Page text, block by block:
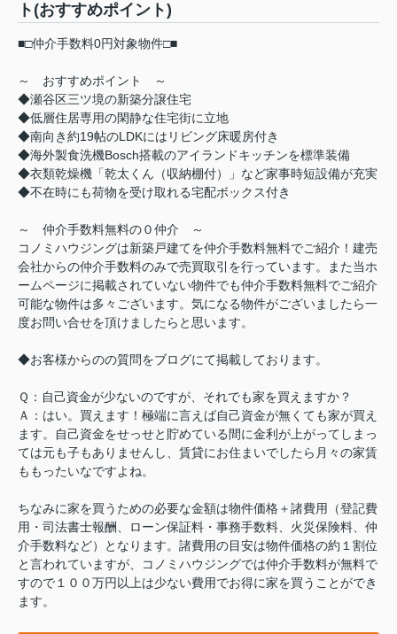
ト(おすすめポイント)
■□仲介手数料0円対象物件□■
～ おすすめポイント ～
◆瀬谷区三ツ境の新築分譲住宅
◆低層住居専用の閑静な住宅街に立地
◆南向き約19帖のLDKにはリビング床暖房付き
◆海外製食洗機Bosch搭載のアイランドキッチンを標準装備
◆衣類乾燥機「乾太くん（収納棚付）」など家事時短設備が充実
◆不在時にも荷物を受け取れる宅配ボックス付き
～ 仲介手数料無料の０仲介 ～
コノミハウジングは新築戸建てを仲介手数料無料でご紹介！建売
会社からの仲介手数料のみで売買取引を行っています。また当ホ
ームページに掲載されていない物件でも仲介手数料無料でご紹介
可能な物件は多々ございます。気になる物件がございましたら一
度お問い合せを頂けましたらと思います。
◆お客様からのの質問をブログにて掲載しております。
Ｑ：自己資金が少ないのですが、それでも家を買えますか？
Ａ：はい。買えます！極端に言えば自己資金が無くても家が買え
ます。自己資金をせっせと貯めている間に金利が上がってしまっ
ては元も子もありませんし、賃貸にお住まいでしたら月々の家賃
ももったいなですよね。
ちなみに家を買うための必要な金額は物件価格＋諸費用（登記費
用・司法書士報酬、ローン保証料・事務手数料、火災保険料、仲
介手数料など）となります。諸費用の目安は物件価格の約１割位
と言われていますが、コノミハウジングでは仲介手数料が無料で
すので１００万円以上は少ない費用でお得に家を買うことができ
ます。